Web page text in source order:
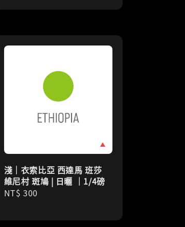
淺｜衣索比亞 西達馬 班莎
維尼村 斑鳩 | 日曬 ｜1/4磅
Regular
NT$ 300